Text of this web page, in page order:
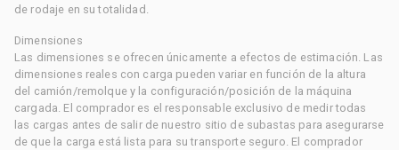
de rodaje en su totalidad.
Dimensiones
Las dimensiones se ofrecen únicamente a efectos de estimación. Las
dimensiones reales con carga pueden variar en función de la altura
del camión/remolque y la configuración/posición de la máquina
cargada. El comprador es el responsable exclusivo de medir todas
las cargas antes de salir de nuestro sitio de subastas para asegurarse
de que la carga está lista para su transporte seguro. El comprador